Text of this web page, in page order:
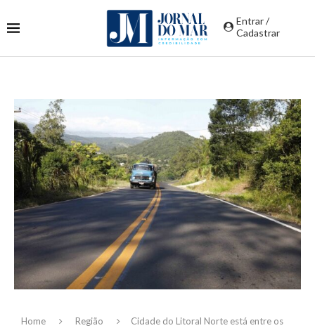
Entrar /
Cadastrar
Home Região
Cidade do Litoral Norte está entre os